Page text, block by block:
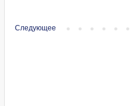
Следующее